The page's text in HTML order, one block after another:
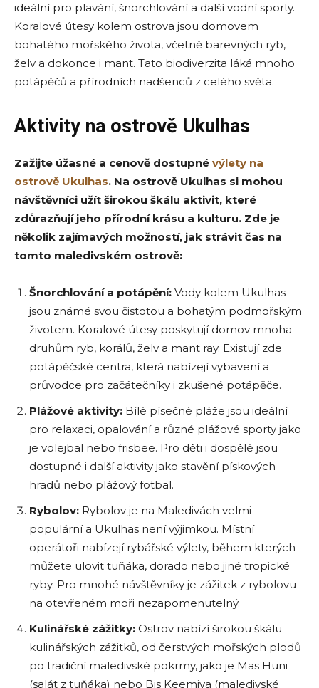
ideální pro plavání, šnorchlování a další vodní sporty.
Koralové útesy kolem ostrova jsou domovem
bohatého mořského života, včetně barevných ryb,
želv a dokonce i mant. Tato biodiverzita láká mnoho
potápěčů a přírodních nadšenců z celého světa.
Aktivity na ostrově Ukulhas
Zažijte úžasné a cenově dostupné výlety na
ostrově Ukulhas. Na ostrově Ukulhas si mohou
návštěvníci užít širokou škálu aktivit, které
zdůrazňují jeho přírodní krásu a kulturu. Zde je
několik zajímavých možností, jak strávit čas na
tomto maledivském ostrově:
Šnorchlování a potápění: Vody kolem Ukulhas
jsou známé svou čistotou a bohatým podmořským
životem. Koralové útesy poskytují domov mnoha
druhům ryb, korálů, želv a mant ray. Existují zde
potápěčské centra, která nabízejí vybavení a
průvodce pro začátečníky i zkušené potápěče.
Plážové aktivity: Bílé písečné pláže jsou ideální
pro relaxaci, opalování a různé plážové sporty jako
je volejbal nebo frisbee. Pro děti i dospělé jsou
dostupné i další aktivity jako stavění pískových
hradů nebo plážový fotbal.
Rybolov: Rybolov je na Maledivách velmi
populární a Ukulhas není výjimkou. Místní
operátoři nabízejí rybářské výlety, během kterých
můžete ulovit tuňáka, dorado nebo jiné tropické
ryby. Pro mnohé návštěvníky je zážitek z rybolovu
na otevřeném moři nezapomenutelný.
Kulinářské zážitky: Ostrov nabízí širokou škálu
kulinářských zážitků, od čerstvých mořských plodů
po tradiční maledivské pokrmy, jako je Mas Huni
(salát z tuňáka) nebo Bis Keemiya (maledivské